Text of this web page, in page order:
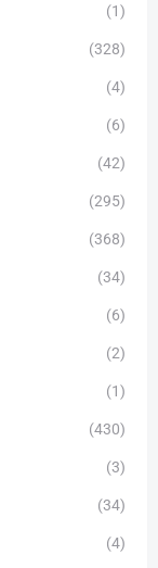
(1)
(328)
(4)
(6)
(42)
(295)
(368)
(34)
(6)
(2)
(1)
(430)
(3)
(34)
(4)